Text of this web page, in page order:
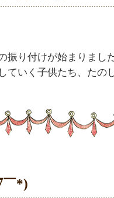
振り付けが始まりまし
ていく子供たち、たの
￣*)